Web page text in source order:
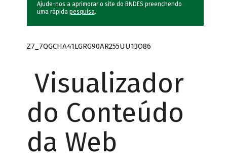
Ajude-nos a aprimorar o site do BNDES preenchendo
uma rápida pesquisa.
Z7_7QGCHA41LGRG90AR255UU13O86
Visualizador
do Conteúdo
da Web